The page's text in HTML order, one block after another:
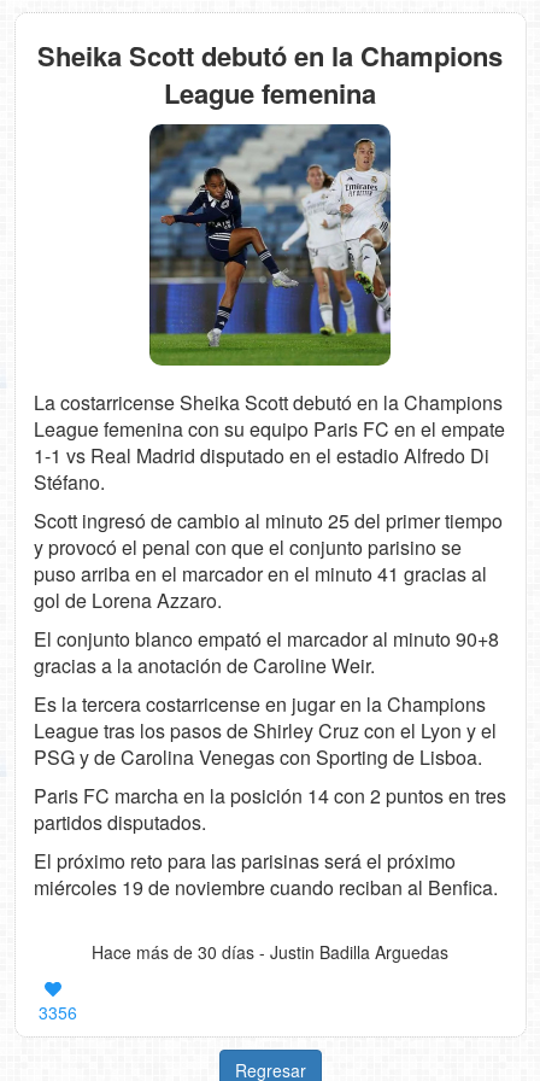
Sheika Scott debutó en la Champions
League femenina
La costarricense Sheika Scott debutó en la Champions
League femenina con su equipo Paris FC en el empate
1-1 vs Real Madrid disputado en el estadio Alfredo Di
Stéfano.
Scott ingresó de cambio al minuto 25 del primer tiempo
y provocó el penal con que el conjunto parisino se
puso arriba en el marcador en el minuto 41 gracias al
gol de Lorena Azzaro.
El conjunto blanco empató el marcador al minuto 90+8
gracias a la anotación de Caroline Weir.
Es la tercera costarricense en jugar en la Champions
League tras los pasos de Shirley Cruz con el Lyon y el
PSG y de Carolina Venegas con Sporting de Lisboa.
Paris FC marcha en la posición 14 con 2 puntos en tres
partidos disputados.
El próximo reto para las parisinas será el próximo
miércoles 19 de noviembre cuando reciban al Benfica.
Hace más de 30 días - Justin Badilla Arguedas
3356
Regresar